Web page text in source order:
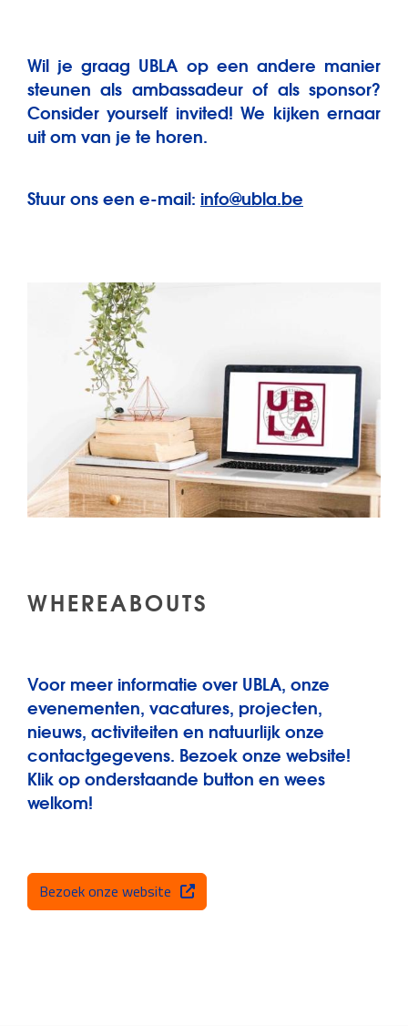
Wil je graag UBLA op een andere manier
steunen als ambassadeur of als sponsor?
Consider yourself invited! We kijken ernaar
uit om van je te horen.
Stuur ons een e-mail: info@ubla.be
WHEREABOUTS
Voor meer informatie over UBLA, onze
evenementen, vacatures, projecten,
nieuws, activiteiten en natuurlijk onze
contactgegevens. Bezoek onze website!
Klik op onderstaande button en wees
welkom!
Bezoek onze website